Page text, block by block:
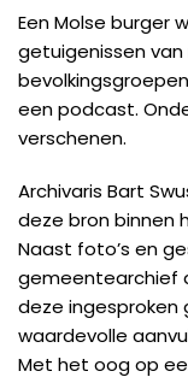
Een Molse burger
getuigenissen
een podcast.
verschenen.
Archivaris Bart
deze bron binnen
Naast foto’s en
gemeentearchief
deze ingesproken
waardevolle
Met het oog op